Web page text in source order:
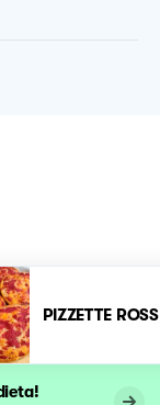
PIZZETTE